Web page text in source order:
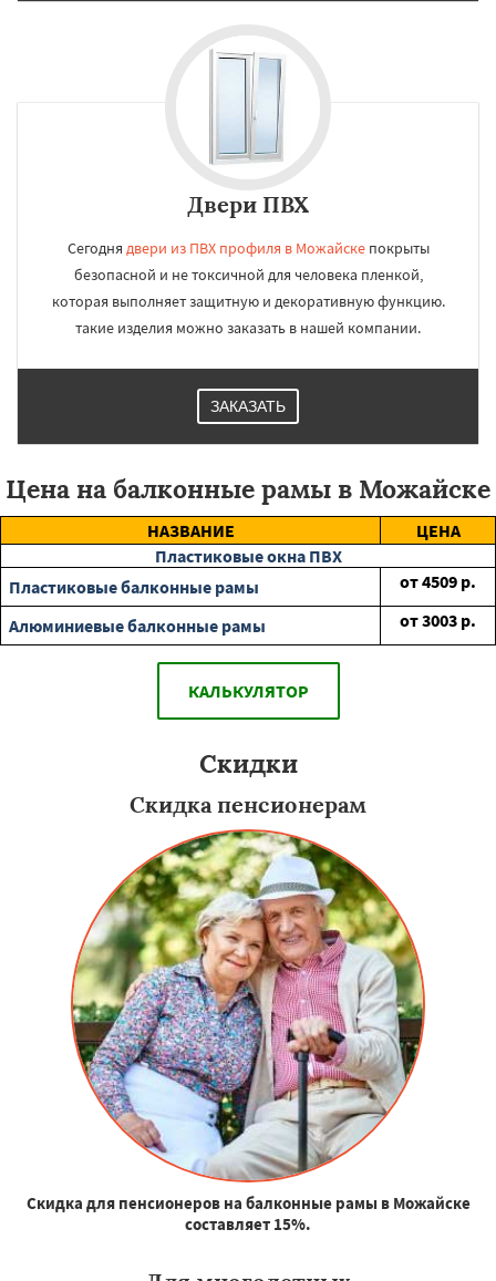
Двери ПВХ
Сегодня двери из ПВХ профиля в Можайскепокрыты
безопасной и не токсичной для человека пленкой,
которая выполняет защитную и декоративную функцию.
такие изделия можно заказать в нашей компании.
ЗАКАЗАТЬ
Цена на балконные рамы в Можайске
НАЗВАНИЕ
ЦЕНА
Пластиковые окна ПВХ
Пластиковые балконные рамы
от4509 р.
Алюминиевые балконные рамы
от3003 р.
КАЛЬКУЛЯТОР
Скидки
Скидка пенсионерам
Скидка для пенсионеров на балконные рамы в Можайске
составляет 15%.